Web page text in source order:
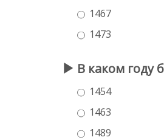
1467
1473
В каком году
1454
1463
1489